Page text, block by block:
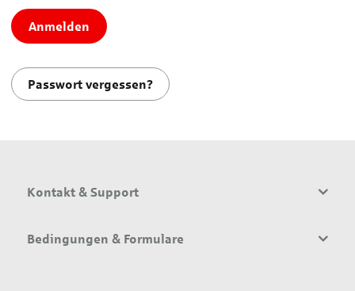
Anmelden
Passwort vergessen?
Kontakt & Support
Bedingungen & Formulare